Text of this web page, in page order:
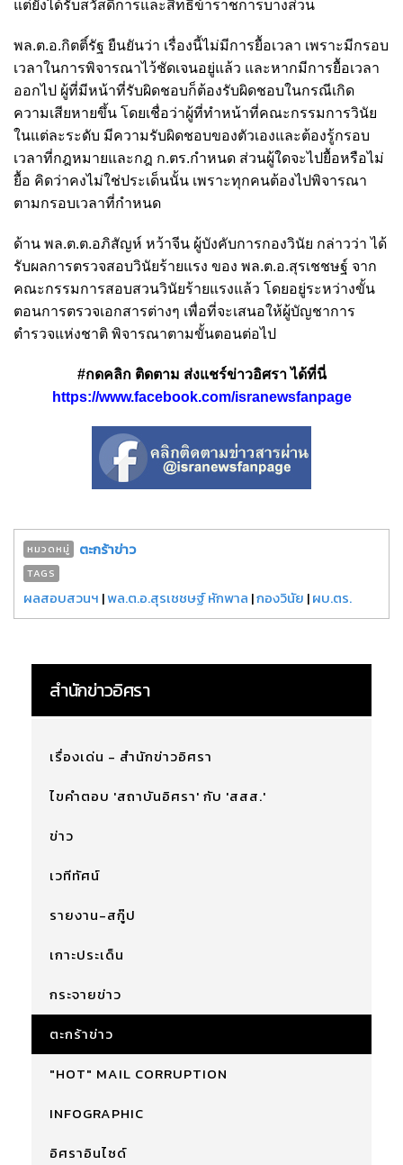
แต่ยังได้รับสวัสดิการและสิทธิข้าราชการบางส่วน
พล.ต.อ.กิตติ์รัฐ ยืนยันว่า เรื่องนี้ไม่มีการยื้อเวลา เพราะมีกรอบ
เวลาในการพิจารณาไว้ชัดเจนอยู่แล้ว และหากมีการยื้อเวลา
ออกไป ผู้ที่มีหน้าที่รับผิดชอบก็ต้องรับผิดชอบในกรณีเกิด
ความเสียหายขึ้น โดยเชื่อว่าผู้ที่ทำหน้าที่คณะกรรมการวินัย
ในแต่ละระดับ มีความรับผิดชอบของตัวเองและต้องรู้กรอบ
เวลาที่กฎหมายและกฎ ก.ตร.กำหนด ส่วนผู้ใดจะไปยื้อหรือไม่
ยื้อ คิดว่าคงไม่ใช่ประเด็นนั้น เพราะทุกคนต้องไปพิจารณา
ตามกรอบเวลาที่กำหนด
ด้าน พล.ต.ต.อภิสัญห์ หว้าจีน ผู้บังคับการกองวินัย กล่าวว่า ได้
รับผลการตรวจสอบวินัยร้ายแรง ของ พล.ต.อ.สุรเชชษฐ์ จาก
คณะกรรมการสอบสวนวินัยร้ายแรงแล้ว โดยอยู่ระหว่างขั้น
ตอนการตรวจเอกสารต่างๆ เพื่อที่จะเสนอให้ผู้บัญชาการ
ตำรวจแห่งชาติ พิจารณาตามขั้นตอนต่อไป
#กดคลิก ติดตาม ส่งแชร์ข่าวอิศรา ได้ที่นี่
https://www.facebook.com/isranewsfanpage
หมวดหมู่ ตะกร้าข่าว
TAGS
ผลสอบสวนฯ |พล.ต.อ.สุรเชชษฐ์ หักพาล |กองวินัย |ผบ.ตร.
สำนักข่าวอิศรา
เรื่องเด่น - สำนักข่าวอิศรา
ไขคำตอบ 'สถาบันอิศรา' กับ 'สสส.'
ข่าว
เวทีทัศน์
รายงาน-สกู๊ป
เกาะประเด็น
กระจายข่าว
ตะกร้าข่าว
"HOT" MAIL CORRUPTION
INFOGRAPHIC
อิศราอินไซด์